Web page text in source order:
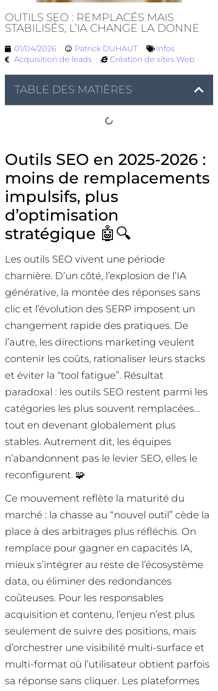
OUTILS SEO : REMPLACÉS MAIS
STABILISÉS, L’IA CHANGE LA DONNE
01/04/2026 Patrick DUHAUT
Infos
Acquisition de leads
Création de sites Web
TABLE DES MATIÈRES
Outils SEO en 2025-2026 :
moins de remplacements
impulsifs, plus
d’optimisation
stratégique 🤖🔍
Les outils SEO vivent une période
charnière. D’un côté, l’explosion de l’IA
générative, la montée des réponses sans
clic et l’évolution des SERP imposent un
changement rapide des pratiques. De
l’autre, les directions marketing veulent
contenir les coûts, rationaliser leurs stacks
et éviter la “tool fatigue”. Résultat
paradoxal : les outils SEO restent parmi les
catégories les plus souvent remplacées…
tout en devenant globalement plus
stables. Autrement dit, les équipes
n’abandonnent pas le levier SEO, elles le
reconfigurent. 🧩
Ce mouvement reflète la maturité du
marché : la chasse au “nouvel outil” cède la
place à des arbitrages plus réfléchis. On
remplace pour gagner en capacités IA,
mieux s’intégrer au reste de l’écosystème
data, ou éliminer des redondances
coûteuses. Pour les responsables
acquisition et contenu, l’enjeu n’est plus
seulement de suivre des positions, mais
d’orchestrer une visibilité multi-surface et
multi-format où l’utilisateur obtient parfois
sa réponse sans cliquer. Les plateformes